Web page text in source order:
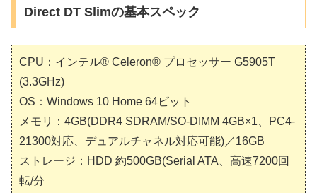
Direct DT Slimの基本スペック
CPU：インテル® Celeron® プロセッサー G5905T
(3.3GHz)
OS：Windows 10 Home 64ビット
メモリ：4GB(DDR4 SDRAM/SO-DIMM 4GB×1、PC4-
21300対応、デュアルチャネル対応可能)／16GB
ストレージ：HDD 約500GB(Serial ATA、高速7200回
転/分